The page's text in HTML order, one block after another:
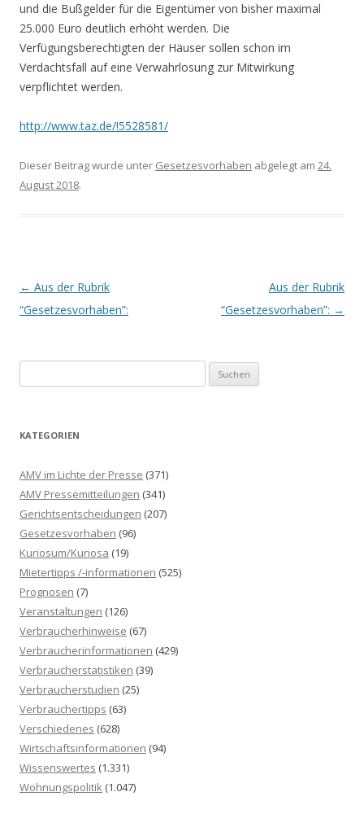
und die Bußgelder für die Eigentümer von bisher maximal
25.000 Euro deutlich erhöht werden. Die
Verfügungsberechtigten der Häuser sollen schon im
Verdachtsfall auf eine Verwahrlosung zur Mitwirkung
verpflichtet werden.
http://www.taz.de/!5528581/
Dieser Beitrag wurde unter Gesetzesvorhaben abgelegt am 24.
August 2018.
Beitrags-
Navigation
← Aus der Rubrik
“Gesetzesvorhaben”:
Aus der Rubrik
“Gesetzesvorhaben”: →
u
h
n
n
a
c
h
:
KATEGORIEN
AMV im Lichte der Presse (371)
AMV Pressemitteilungen (341)
Gerichtsentscheidungen (207)
Gesetzesvorhaben (96)
Kuriosum/Kuriosa (19)
Mietertipps /-informationen (525)
Prognosen (7)
Veranstaltungen (126)
Verbraucherhinweise (67)
Verbraucherinformationen (429)
Verbraucherstatistiken (39)
Verbraucherstudien (25)
Verbrauchertipps (63)
Verschiedenes (628)
Wirtschaftsinformationen (94)
Wissenswertes (1.331)
Wohnungspolitik (1.047)